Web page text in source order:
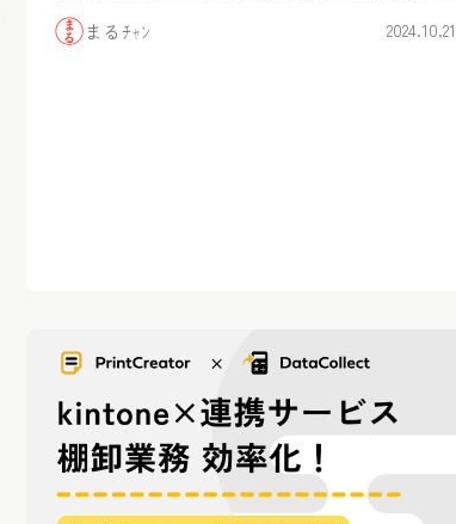
ペーパーレス
まるﾁｬﾝ 2024.10.21